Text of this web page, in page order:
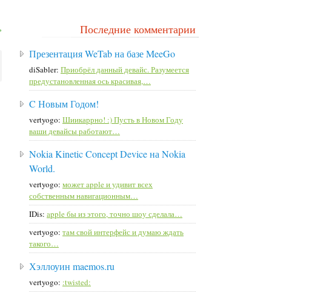
Последние комментарии
Презентация WeTab на базе MeeGo
diSabler: Приобрёл данный девайс. Разумеется
предустановленная ось красивая,…
C Новым Годом!
vertyogo: Шиикаррно! :) Пусть в Новом Году
ваши девайсы работают…
Nokia Kinetic Concept Device на Nokia
World.
vertyogo: может apple и удивит всех
собственным навигационным…
IDis: apple бы из этого, точно шоу сделала…
vertyogo: там свой интерфейс и думаю ждать
такого…
Хэллоуин maemos.ru
vertyogo: :twisted: